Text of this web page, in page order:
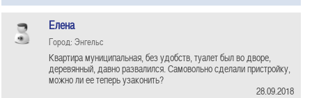
Елена
Город: Энгельс
Квартира муниципальная, без удобств, туалет был во дворе,
деревянный, давно развалился. Самовольно сделали пристройку,
можно ли ее теперь узаконить?
28.09.2018